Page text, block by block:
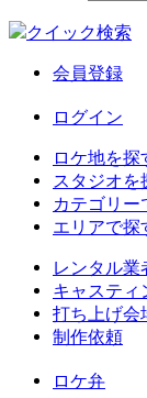
クイック検索
会員登録
ログイン
ロケ地を探
スタジオを
カテゴリー
エリアで探
レンタル業
キャスティ
打ち上げ会
制作依頼
ロケ弁